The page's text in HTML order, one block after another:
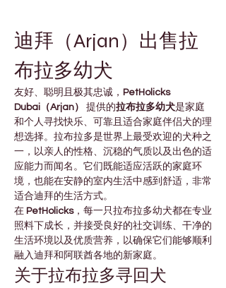
迪拜（Arjan）出售拉
布拉多幼犬
友好、聪明且极其忠诚， PetHolicks
Dubai（Arjan）
提供的拉布拉多幼犬是家庭
和个人寻找快乐、可靠且适合家庭伴侣犬的理
想选择。拉布拉多是世界上最受欢迎的犬种之
一，以亲人的性格、沉稳的气质以及出色的适
应能力而闻名。它们既能适应活跃的家庭环
境，也能在安静的室内生活中感到舒适，非常
适合迪拜的生活方式。
在 PetHolicks，每一只拉布拉多幼犬都在专业
照料下成长，并接受良好的社交训练、干净的
生活环境以及优质营养，以确保它们能够顺利
融入迪拜和阿联酋各地的新家庭。
关于拉布拉多寻回犬